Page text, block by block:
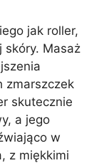
jak roller,
skóry. Masaż
zmarszczek
skutecznie
a jego
w
z miękkimi